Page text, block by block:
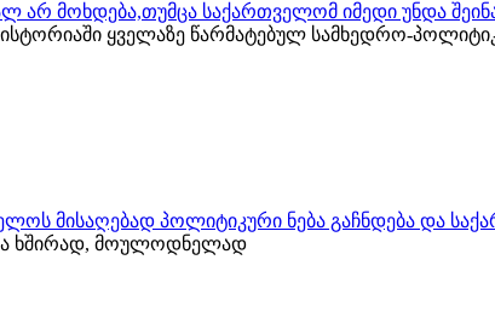
არ მოხდება,თუმცა საქართველომ იმედი უნდა
ყველაზე წარმატებულ სამხედრო-
მისაღებად პოლიტიკური ნება გაჩნდება და
და ხშირად, მოულოდნელად